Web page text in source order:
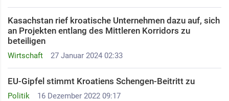
Wirtschaft 27 Januar 2024 02:33
Kasachstan rief kroatische Unternehmen dazu auf, sich
an Projekten entlang des Mittleren Korridors zu
beteiligen
Politik 16 Dezember 2022 09:17
EU-Gipfel stimmt Kroatiens Schengen-Beitritt zu